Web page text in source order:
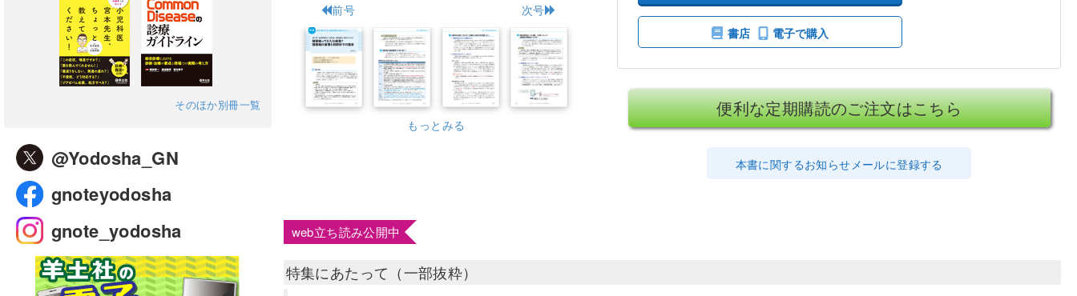
前号 次号
もっとみる
書店 電子で購入
便利な定期購読のご注文はこちら
本書に関するお知らせメールに登録する
web立ち読み公開中
特集にあたって（一部抜粋）
そのほか別冊一覧
@Yodosha_GN
gnoteyodosha
gnote_yodosha